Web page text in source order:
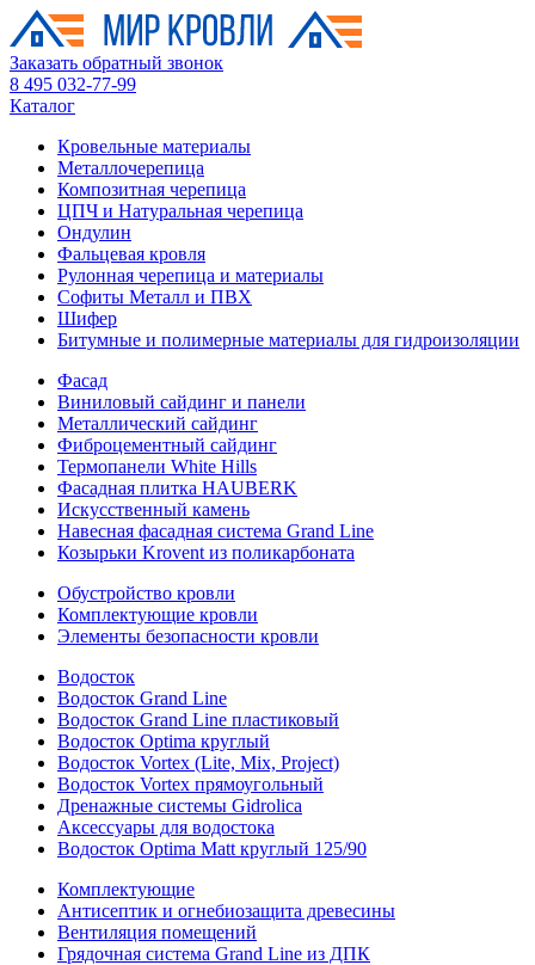
Заказать обратный звонок
8 495 032-77-99
Каталог
Кровельные материалы
Металлочерепица
Композитная черепица
ЦПЧ и Натуральная черепица
Ондулин
Фальцевая кровля
Рулонная черепица и материалы
Софиты Металл и ПВХ
Шифер
Битумные и полимерные материалы для гидроизоляции
Фасад
Виниловый сайдинг и панели
Металлический сайдинг
Фиброцементный сайдинг
Термопанели White Hills
Фасадная плитка HAUBERK
Искусственный камень
Навесная фасадная система Grand Line
Козырьки Krovent из поликарбоната
Обустройство кровли
Комплектующие кровли
Элементы безопасности кровли
Водосток
Водосток Grand Line
Водосток Grand Line пластиковый
Водосток Optima круглый
Водосток Vortex (Lite, Mix, Project)
Водосток Vortex прямоугольный
Дренажные системы Gidrolica
Аксессуары для водостока
Водосток Optima Matt круглый 125/90
Комплектующие
Антисептик и огнебиозащита древесины
Вентиляция помещений
Грядочная система Grand Line из ДПК